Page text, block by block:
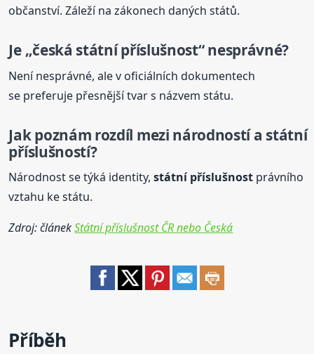
občanství. Záleží na zákonech daných států.
Je „česká státnípříslušnost“ nesprávné?
Není nesprávné, ale v oficiálních dokumentech
se preferuje přesnější tvar s názvem státu.
Jak poznám rozdíl mezi národností a státní
příslušností?
Národnost se týká identity,státní příslušnost právního
vztahu ke státu.
Zdroj: článekStátní příslušnost ČR nebo Česká
Příběh